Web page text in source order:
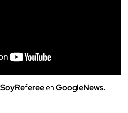
SoyRefereeenGoogleNews.